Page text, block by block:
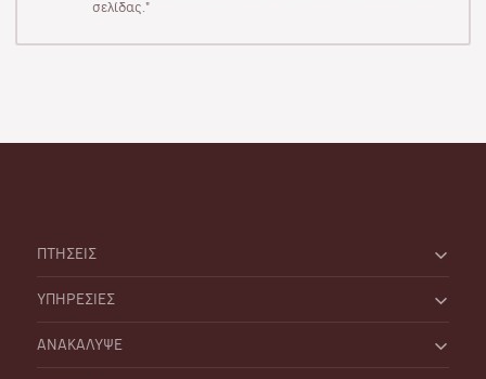
σελίδας."
ΠΤΗΣΕΙΣ
ΥΠΗΡΕΣΙΕΣ
ΑΝΑΚΑΛΥΨΕ